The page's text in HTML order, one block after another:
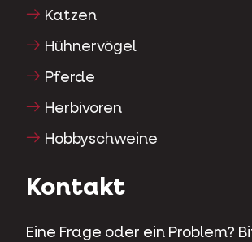
Katzen
Hühnervögel
Pferde
Herbivoren
Hobbyschweine
Kontakt
Eine Frage oder ein Problem?